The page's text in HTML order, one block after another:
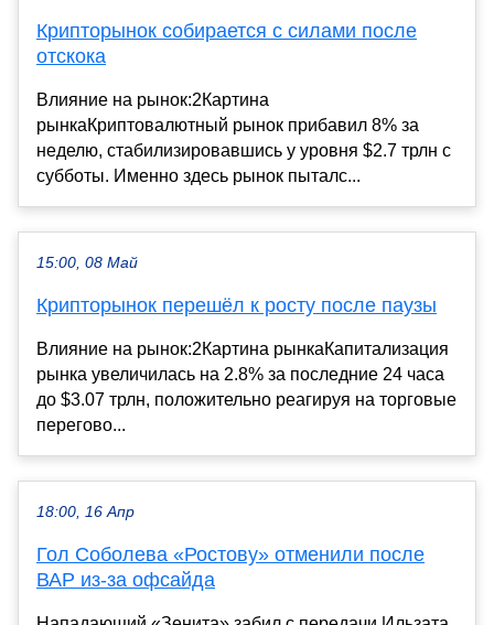
Крипторынок собирается с силами после
отскока
Влияние на рынок:2Картина
рынкаКриптовалютный рынок прибавил 8% за
неделю, стабилизировавшись у уровня $2.7 трлн с
субботы. Именно здесь рынок пыталс...
15:00, 08 Май
Крипторынок перешёл к росту после паузы
Влияние на рынок:2Картина рынкаКапитализация
рынка увеличилась на 2.8% за последние 24 часа
до $3.07 трлн, положительно реагируя на торговые
перегово...
18:00, 16 Апр
Гол Соболева «Ростову» отменили после
ВАР из-за офсайда